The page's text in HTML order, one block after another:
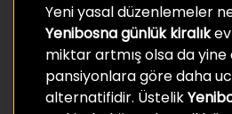
Yeni yasal düzenlemeler
Yenibosna günlük kiralıkev
miktar artmış olsa da
pansiyonlara göre daha
alternatifidir. Üstelik